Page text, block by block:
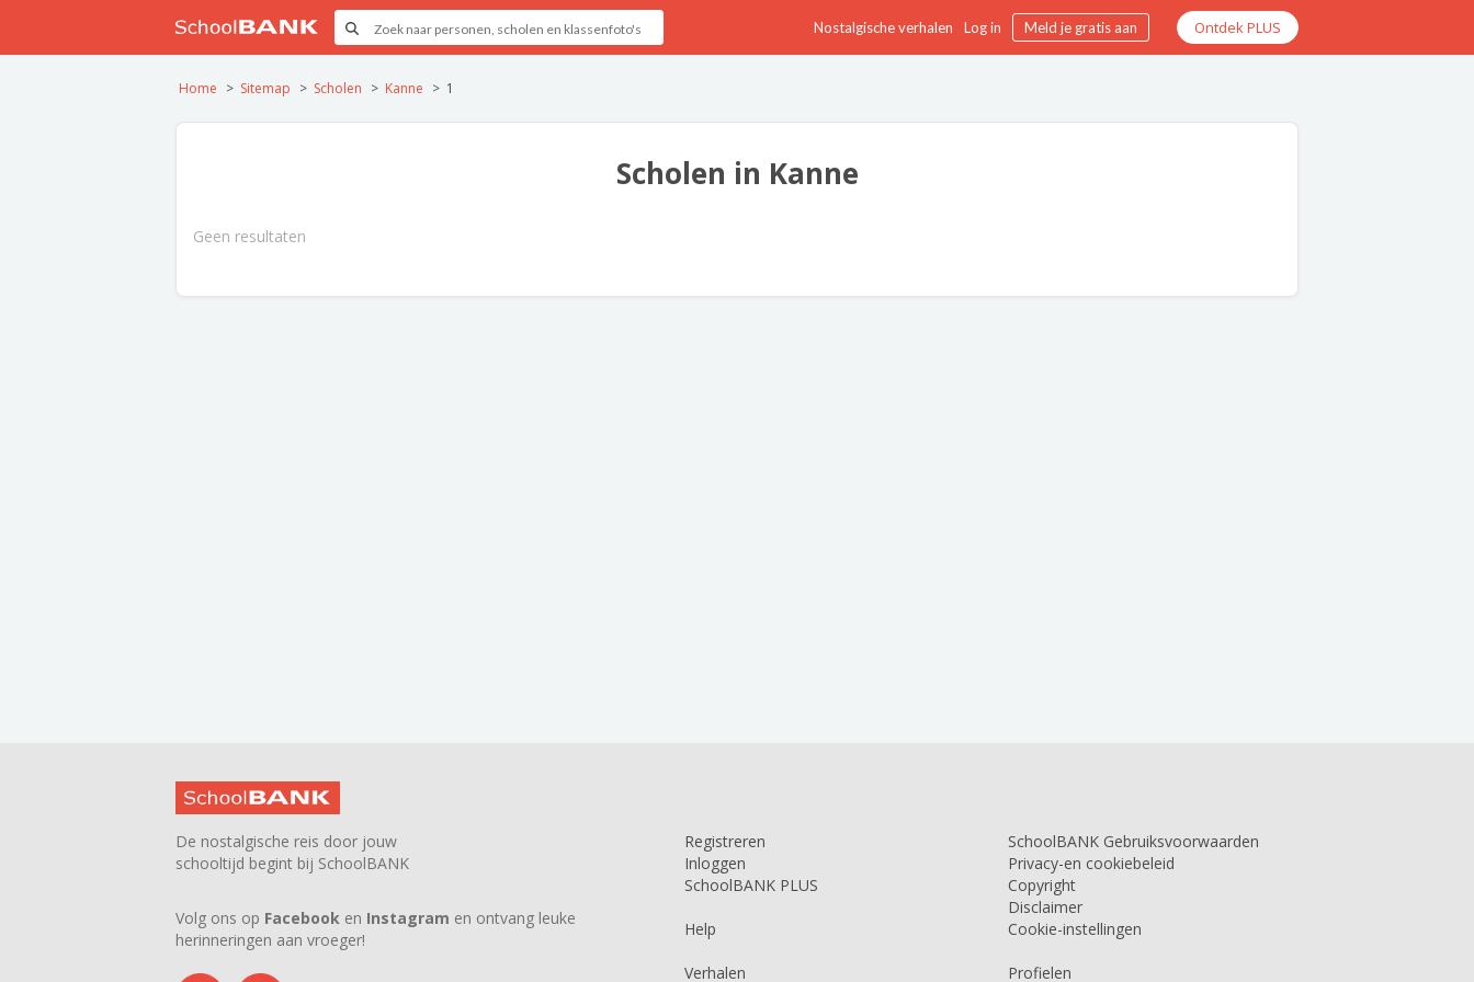
Nostalgische verhalen Log in Meld je gratis aan Ontdek PLUS
Home Sitemap Scholen Kanne 1
Scholen in Kanne
Geen resultaten
De nostalgische reis door jouw
schooltijd begint bij SchoolBANK
Volg ons op Facebook en Instagram en ontvang leuke
herinneringen aan vroeger!
Registreren
Inloggen
SchoolBANK PLUS
Help
Verhalen
SchoolBANK Gebruiksvoorwaarden
Privacy-en cookiebeleid
Copyright
Disclaimer
Cookie-instellingen
Profielen